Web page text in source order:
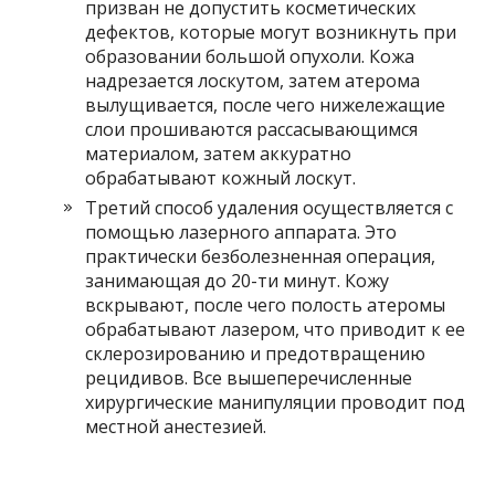
призван не допустить косметических
дефектов, которые могут возникнуть при
образовании большой опухоли. Кожа
надрезается лоскутом, затем атерома
вылущивается, после чего нижележащие
слои прошиваются рассасывающимся
материалом, затем аккуратно
обрабатывают кожный лоскут.
Третий способ удаления осуществляется с
помощью лазерного аппарата. Это
практически безболезненная операция,
занимающая до 20-ти минут. Кожу
вскрывают, после чего полость атеромы
обрабатывают лазером, что приводит к ее
склерозированию и предотвращению
рецидивов. Все вышеперечисленные
хирургические манипуляции проводит под
местной анестезией.